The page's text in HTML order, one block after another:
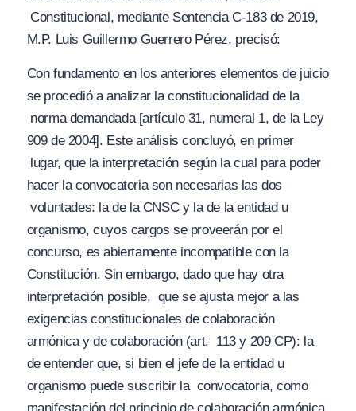
Constitucional, mediante Sentencia C-183 de 2019,
M.P. Luis Guillermo Guerrero Pérez, precisó:
Con fundamento en los anteriores elementos de juicio
se procedió a analizar la constitucionalidad de la
norma demandada [artículo 31, numeral 1, de la Ley
909 de 2004]. Este análisis concluyó, en primer
lugar, que la interpretación según la cual para poder
hacer la convocatoria son necesarias las dos
voluntades: la de la CNSC y la de la entidad u
organismo, cuyos cargos se proveerán por el
concurso, es abiertamente incompatible con la
Constitución. Sin embargo, dado que hay otra
interpretación posible, que se ajusta mejor a las
exigencias constitucionales de colaboración
armónica y de colaboración (art. 113 y 209 CP): la
de entender que, si bien el jefe de la entidad u
organismo puede suscribir la convocatoria, como